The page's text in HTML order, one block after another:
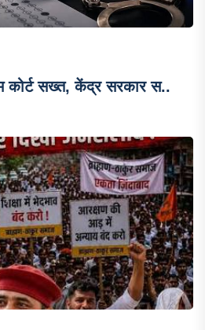
कोर्ट सख्त, केंद्र सरकार स..